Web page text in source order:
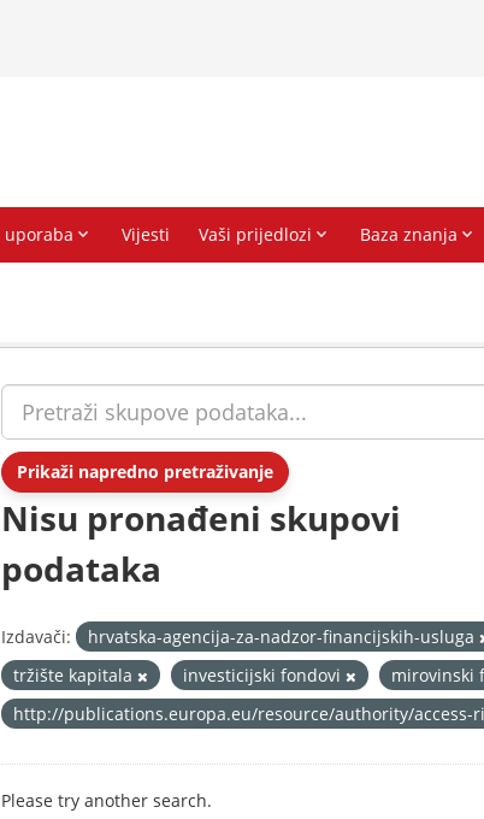
Prikaži napredno pretraživanje
Nisu pronađeni skupovi
podataka
Izdavači: hrvatska-agencija-za-nadzor-financijskih-usluga
tržište kapitala
investicijski fondovi mirovinski
http://publications.europa.eu/resource/authority/access-
Please try another search.